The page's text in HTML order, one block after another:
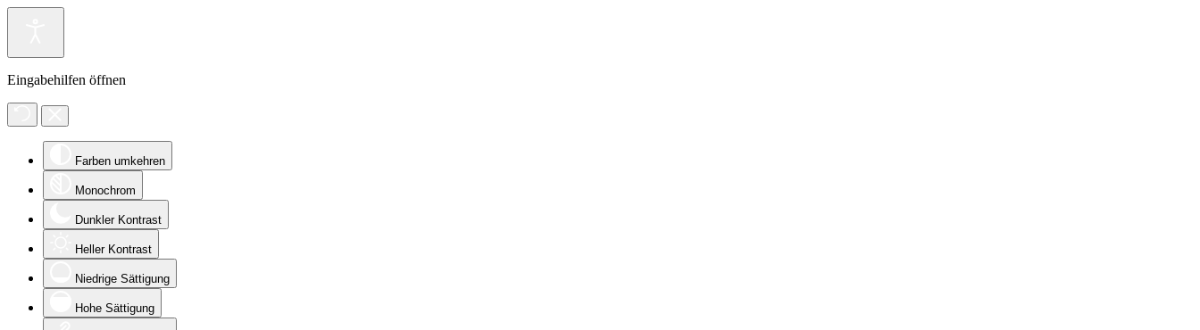
Eingabehilfen öffnen
Farben umkehren
Monochrom
Dunkler Kontrast
Heller Kontrast
Niedrige Sättigung
Hohe Sättigung